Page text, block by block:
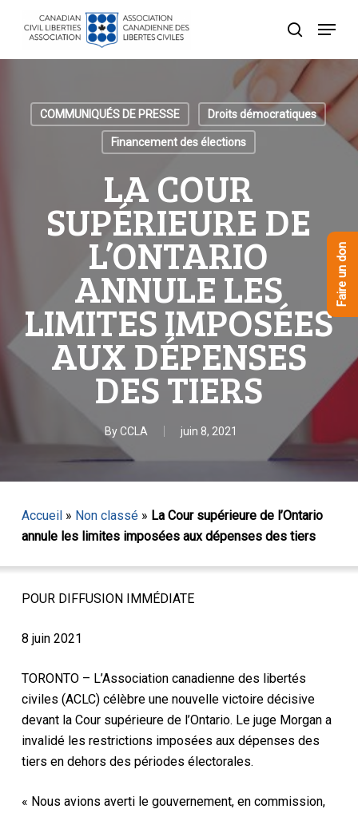
recherche
Menu
COMMUNIQUÉS DE PRESSE Droits démocratiques
Financement des élections
LA COUR
SUPÉRIEURE DE
L’ONTARIO
ANNULE LES
LIMITES IMPOSÉES
AUX DÉPENSES
DES TIERS
ByCCLA juin 8, 2021
Accueil» Non classé» La Cour supérieure de l’Ontario
annule les limites imposées aux dépenses des tiers
POUR DIFFUSION IMMÉDIATE
8 juin 2021
TORONTO – L’Association canadienne des libertés
civiles (ACLC) célèbre une nouvelle victoire décisive
devant la Cour supérieure de l’Ontario. Le juge Morgan a
invalidé les restrictions imposées aux dépenses des
tiers en dehors des périodes électorales.
« Nous avions averti le gouvernement, en commission,
Faire un don